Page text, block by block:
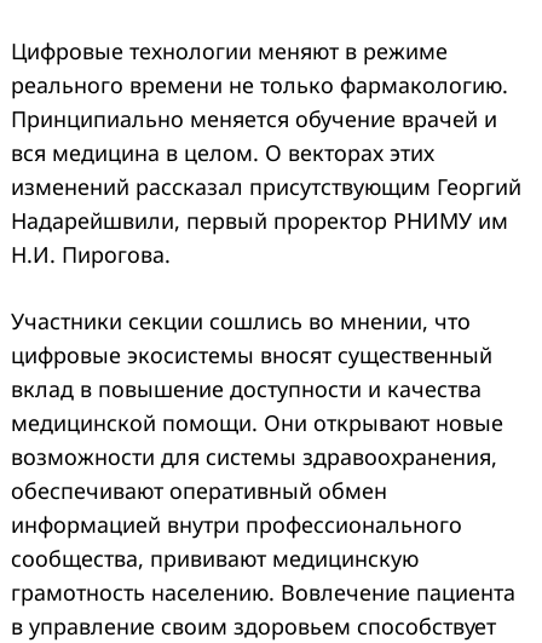
Цифровые технологии меняют в режиме
реального времени не только фармакологию.
Принципиально меняется обучение врачей и
вся медицина в целом. О векторах этих
изменений рассказал присутствующим Георгий
Надарейшвили, первый проректор РНИМУ им
Н.И. Пирогова.
Участники секции сошлись во мнении, что
цифровые экосистемы вносят существенный
вклад в повышение доступности и качества
медицинской помощи. Они открывают новые
возможности для системы здравоохранения,
обеспечивают оперативный обмен
информацией внутри профессионального
сообщества, прививают медицинскую
грамотность населению. Вовлечение пациента
в управление своим здоровьем способствует